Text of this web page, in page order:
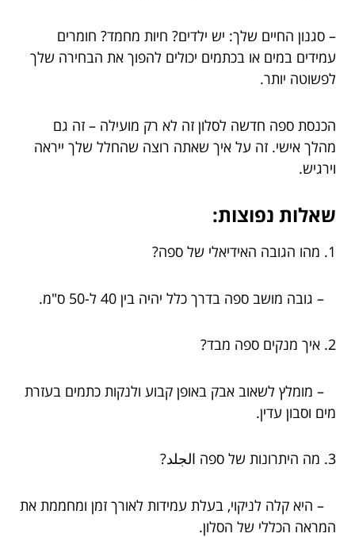
– סגנון החיים שלך: יש ילדים? חיות מחמד? חומרים
עמידים במים או בכתמים יכולים להפוך את הבחירה שלך
לפשוטה יותר.
הכנסת ספה חדשה לסלון זה לא רק מועילה – זה גם
מהלך אישי. זה על איך שאתה רוצה שהחלל שלך ייראה
וירגיש.
שאלות נפוצות:
1. מהו הגובה האידיאלי של ספה?
– גובה מושב ספה בדרך כלל יהיה בין 40 ל-50 ס"מ.
2. איך מנקים ספה מבד?
– מומלץ לשאוב אבק באופן קבוע ולנקות כתמים בעזרת
מים וסבון עדין.
3. מה היתרונות של ספה الجلد?
– היא קלה לניקוי, בעלת עמידות לאורך זמן ומחממת את
המראה הכללי של הסלון.